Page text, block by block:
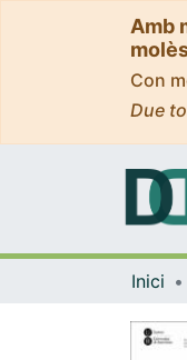
Amb
Con
Due
Inici